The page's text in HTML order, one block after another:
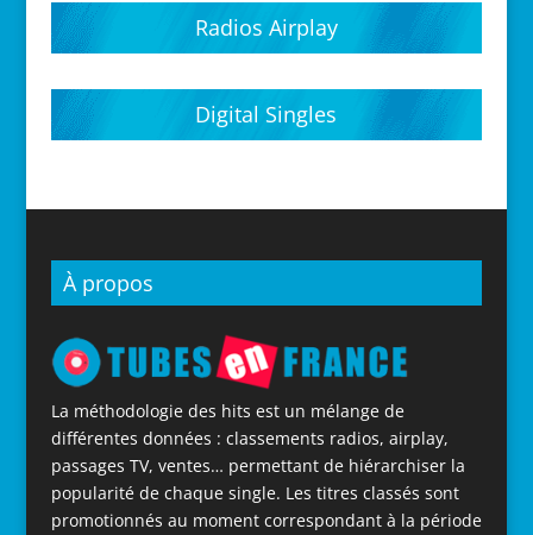
Radios Airplay
Digital Singles
À propos
La méthodologie des hits est un mélange de
différentes données : classements radios, airplay,
passages TV, ventes… permettant de hiérarchiser la
popularité de chaque single. Les titres classés sont
promotionnés au moment correspondant à la période